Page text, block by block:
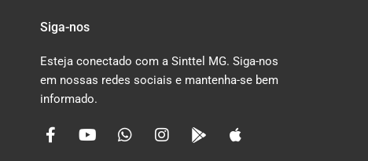
Siga-nos
Esteja conectado com a Sinttel MG. Siga-nos
em nossas redes sociais e mantenha-se bem
informado.